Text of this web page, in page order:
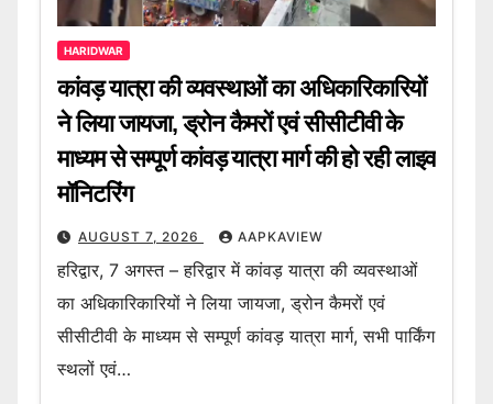
HARIDWAR
कांवड़ यात्रा की व्यवस्थाओं का अधिकारिकारियों
ने लिया जायजा, ड्रोन कैमरों एवं सीसीटीवी के
माध्यम से सम्पूर्ण कांवड़ यात्रा मार्ग की हो रही लाइव
मॉनिटरिंग
AUGUST 7, 2026 AAPKAVIEW
हरिद्वार, 7 अगस्त – हरिद्वार में कांवड़ यात्रा की व्यवस्थाओं
का अधिकारिकारियों ने लिया जायजा, ड्रोन कैमरों एवं
सीसीटीवी के माध्यम से सम्पूर्ण कांवड़ यात्रा मार्ग, सभी पार्किंग
स्थलों एवं…